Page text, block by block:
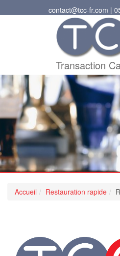
contact@tcc-fr.com |
Transaction
Accueil Restauration rapide